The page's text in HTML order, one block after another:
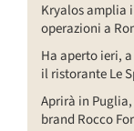
Kryalos amplia
operazioni a
Ha aperto ieri,
il ristorante Le
Aprirà in
brand Rocco